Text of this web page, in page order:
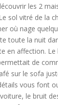
les 2
sol vitré de la
où nage
toute la nuit
en affection.
de
sur le sofa
vous font
le bruit